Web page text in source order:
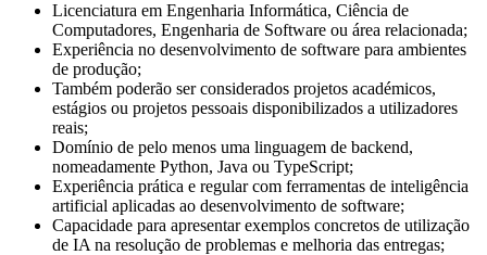
Licenciatura em Engenharia Informática, Ciência de
Computadores, Engenharia de Software ou área relacionada;
Experiência no desenvolvimento de software para ambientes
de produção;
Também poderão ser considerados projetos académicos,
estágios ou projetos pessoais disponibilizados a utilizadores
reais;
Domínio de pelo menos uma linguagem de backend,
nomeadamente Python, Java ou TypeScript;
Experiência prática e regular com ferramentas de inteligência
artificial aplicadas ao desenvolvimento de software;
Capacidade para apresentar exemplos concretos de utilização
de IA na resolução de problemas e melhoria das entregas;